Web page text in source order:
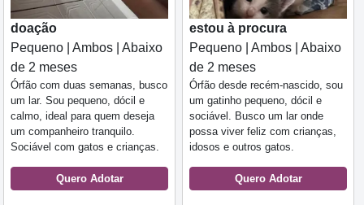
doação
Pequeno | Ambos | Abaixo
de 2 meses
Órfão com duas semanas, busco
um lar. Sou pequeno, dócil e
calmo, ideal para quem deseja
um companheiro tranquilo.
Sociável com gatos e crianças.
Quero Adotar
estou à procura
Pequeno | Ambos | Abaixo
de 2 meses
Órfão desde recém-nascido, sou
um gatinho pequeno, dócil e
sociável. Busco um lar onde
possa viver feliz com crianças,
idosos e outros gatos.
Quero Adotar